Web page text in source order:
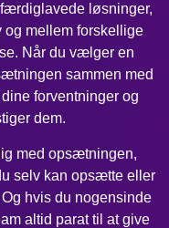
løsninger,
mellem forskellige
Når du vælger en
sammen med
forventninger og
dem.
med opsætningen,
selv kan opsætte eller
hvis du nogensinde
altid parat til at give